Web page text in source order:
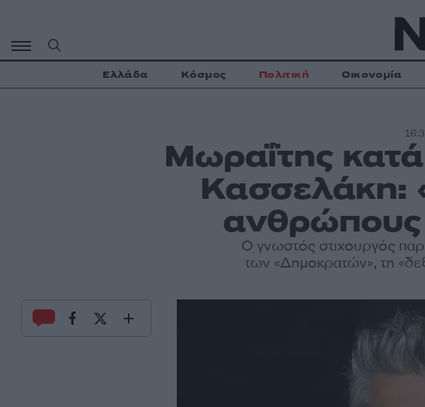
περιεχόμενο
Ελλάδα Κόσμος Πολιτική Οικονομία
Μωραΐτης
Κασσελάκη:
ανθρώπους
Ο γνωστός στιχουργός
των «Δημοκρατών», τη